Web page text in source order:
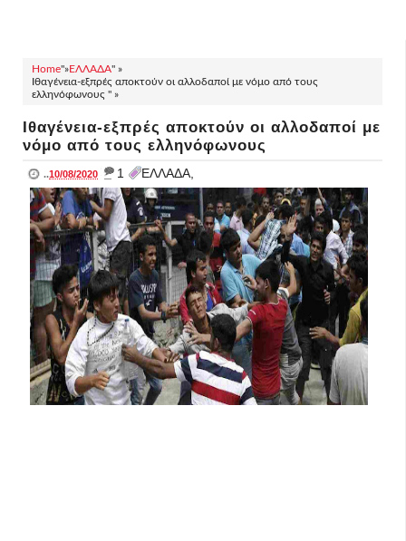
Home"»ΕΛΛΑΔΑ" »
Ιθαγένεια-εξπρές αποκτούν οι αλλοδαποί με νόμο από τους
ελληνόφωνους " »
Ιθαγένεια-εξπρές αποκτούν οι αλλοδαποί με
νόμο από τους ελληνόφωνους
..10/08/2020 _ 1 ΕΛΛΑΔΑ,